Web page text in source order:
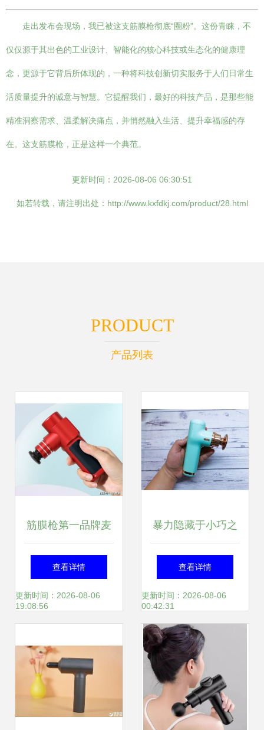
走出发布会现场，我已被这支筋膜枪彻底“圈粉”。这份青睐，不
仅仅源于其出色的工业设计、智能化的核心科技或生态化的健康理
念，更源于它背后所体现的，一种将科技创新切实服务于人们日常生
活质量提升的诚意与智慧。它提醒我们，最好的科技产品，是那些能
精准洞察需求、温柔解决痛点，并悄然融入生活、提升幸福感的存
在。这支筋膜枪，正是这样一个典范。
更新时间：2026-08-06 06:30:51
如若转载，请注明出处：http://www.kxfdkj.com/product/28.html
PRODUCT
产品列表
筋膜枪第一品牌麦
瑞克新品nano发
售,360g纤巧机身
查看详情
更新时间：2026-08-06
19:08:56
暴力隐藏于小巧之
中 野小兽MG10筋
膜枪深度评测
查看详情
更新时间：2026-08-06
00:42:31